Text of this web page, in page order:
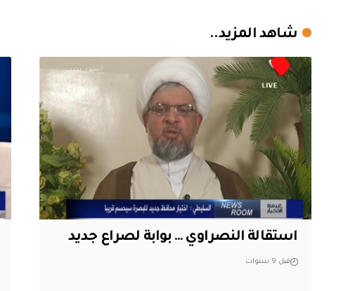
شاهد المزيد..
استقالة النصراوي … بوابة لصراع جديد
قبل 9 سنوات